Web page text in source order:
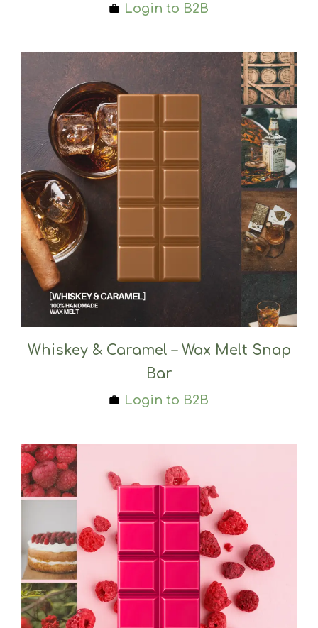
Login to B2B
Whiskey & Caramel – Wax Melt Snap
Bar
Login to B2B